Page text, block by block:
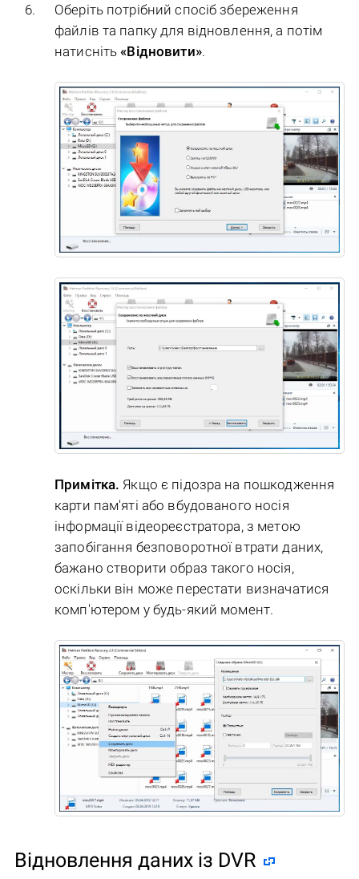
Оберіть потрібний спосіб збереження
файлів та папку для відновлення, а потім
натисніть«Відновити».
Примітка. Якщо є підозра на пошкодження
карти пам'яті або вбудованого носія
інформації відеореєстратора, з метою
запобігання безповоротної втрати даних,
бажано створити образ такого носія,
оскільки він може перестати визначатися
комп'ютером у будь-який момент.
Відновлення даних із DVR